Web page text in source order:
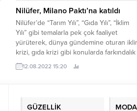
Nilüfer’de “Tarım Yılı”, “Gıda Yılı”, “İklim
Yılı” gibi temalarla pek çok faaliyet
yürüterek, dünya gündemine oturan iklim
krizi, gıda krizi gibi konularda farkındalık
yaratmaya, üretimi artırmaya ve sağlıklı
Belediyesi, Milano Kentsel Gıda Politikası
12.08.2022 15:20
GÜZELLİK MODA